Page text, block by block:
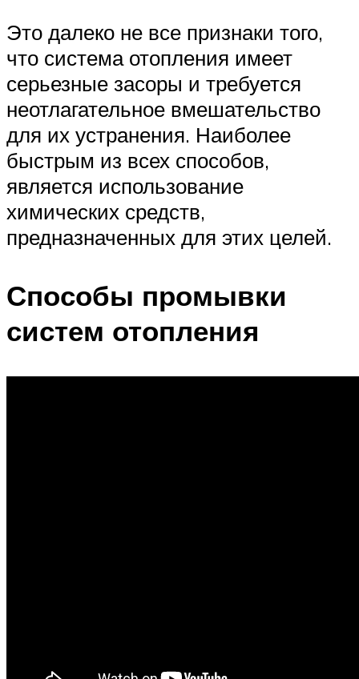
Это далеко не все признаки того,
что система отопления имеет
серьезные засоры и требуется
неотлагательное вмешательство
для их устранения. Наиболее
быстрым из всех способов,
является использование
химических средств,
предназначенных для этих целей.
Способы промывки
систем отопления